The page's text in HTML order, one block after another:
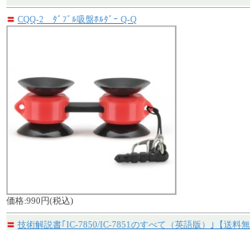
〓 CQQ-2 ﾀﾞﾌﾞﾙ吸盤ﾎﾙﾀﾞｰ Q-Q
価格:990円(税込)
〓 技術解説書｢IC-7850/IC-7851のすべて（英語版）｣【送料無